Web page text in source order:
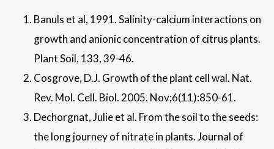
Banuls et al, 1991. Salinity-calcium interactions on
growth and anionic concentration of citrus plants.
Plant Soil, 133, 39-46.
Cosgrove, D.J. Growth of the plant cell wal. Nat.
Rev. Mol. Cell. Biol. 2005. Nov;6(11):850-61.
Dechorgnat, Julie et al. From the soil to the seeds:
the long journey of nitrate in plants. Journal of